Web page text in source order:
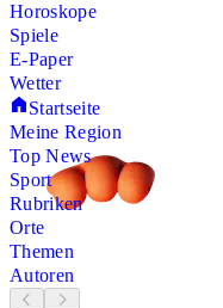
Horoskope
Spiele
E-Paper
Wetter
Startseite
Meine Region
Top News
Sport
Rubriken
Orte
Themen
Autoren